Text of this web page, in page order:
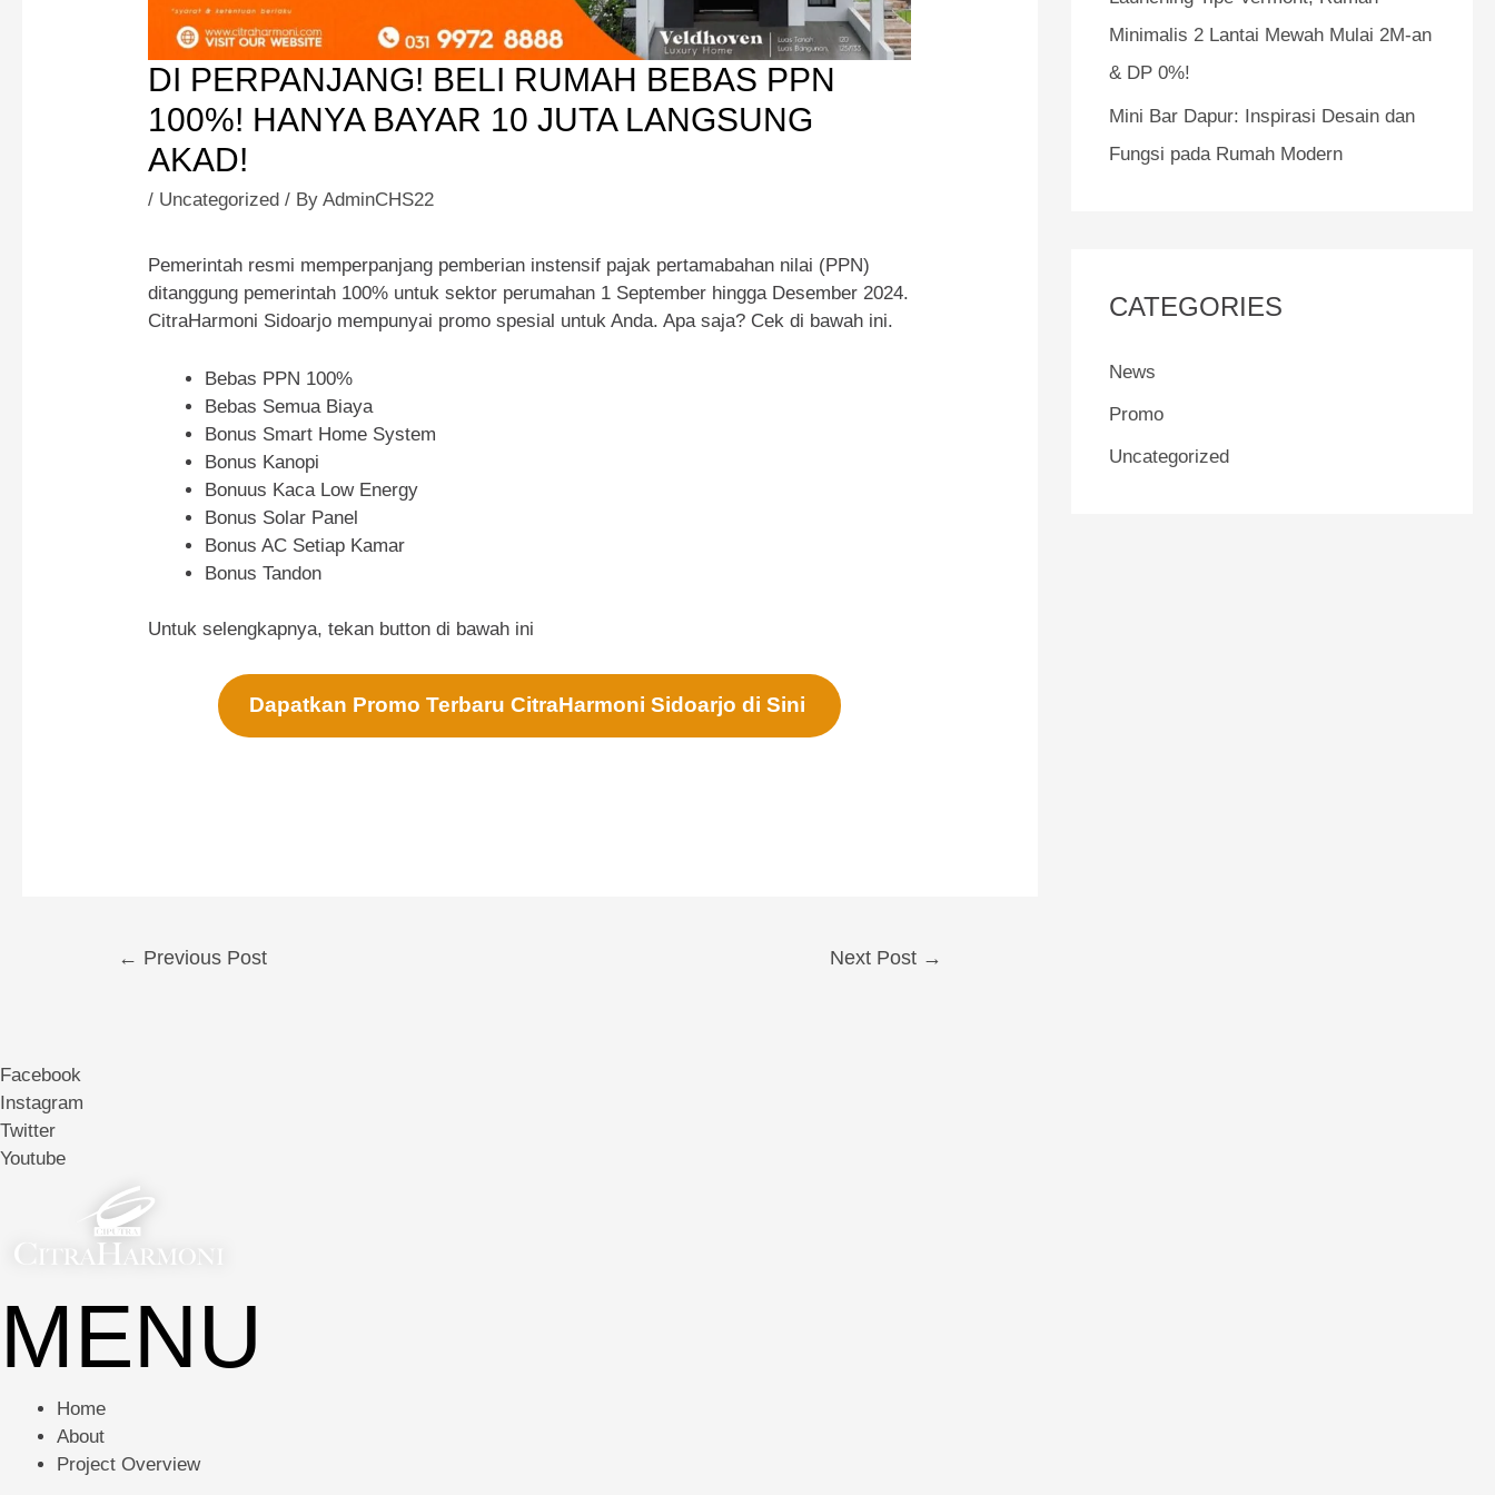
DI PERPANJANG! BELI RUMAH BEBAS PPN
100%! HANYA BAYAR 10 JUTA LANGSUNG
AKAD!
/ Uncategorized / ByAdminCHS22
Pemerintah resmi memperpanjang pemberian instensif pajak pertamabahan nilai (PPN)
ditanggung pemerintah 100% untuk sektor perumahan 1 September hingga Desember 2024.
CitraHarmoni Sidoarjo mempunyai promo spesial untuk Anda. Apa saja? Cek di bawah ini.
Bebas PPN 100%
Bebas Semua Biaya
Bonus Smart Home System
Bonus Kanopi
Bonuus Kaca Low Energy
Bonus Solar Panel
Bonus AC Setiap Kamar
Bonus Tandon
Untuk selengkapnya, tekan button di bawah ini
Dapatkan Promo Terbaru CitraHarmoni Sidoarjo di Sini
← Previous Post Next Post →
Minimalis 2 Lantai Mewah Mulai 2M-an
& DP 0%!
Mini Bar Dapur: Inspirasi Desain dan
Fungsi pada Rumah Modern
CATEGORIES
News
Promo
Uncategorized
Facebook
Instagram
Twitter
Youtube
MENU
Home
About
Project Overview